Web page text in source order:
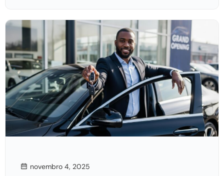
novembro 4, 2025